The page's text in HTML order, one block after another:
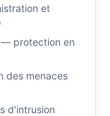
et
— protection en
des menaces
d'intrusion